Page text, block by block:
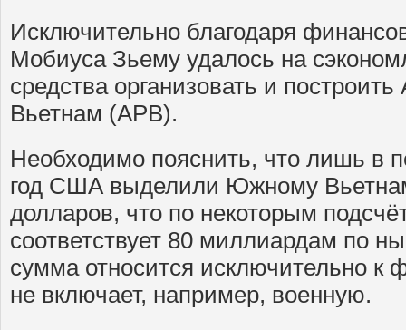
Исключительно благодаря
Мобиуса Зьему удалось на
средства организовать и
Вьетнам (АРВ).
Необходимо пояснить, что лишь в
год США выделили Южному
долларов, что по некоторым
соответствует 80 миллиардам по
сумма относится исключительно к
не включает, например, военную.